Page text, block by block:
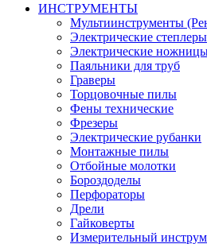
ИНСТРУМЕНТЫ
Мультиинструменты
Электрические степлеры
Электрические
Паяльники для труб
Граверы
Торцовочные пилы
Фены технические
Фрезеры
Электрические рубанки
Монтажные пилы
Отбойные молотки
Бороздоделы
Перфораторы
Дрели
Гайковерты
Измерительный